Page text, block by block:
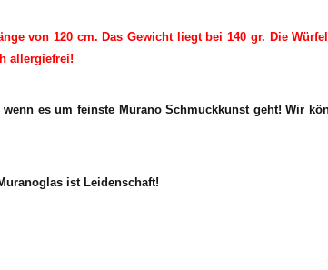
von 120 cm. Das Gewicht liegt bei 140 gr. Die
allergiefrei!
es um feinste Murano Schmuckkunst geht! Wir
ist Leidenschaft!